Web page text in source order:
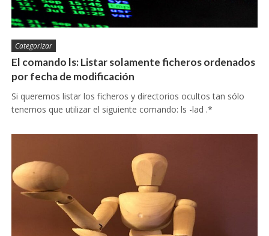
Categorizar
El comando ls: Listar solamente ficheros ordenados
por fecha de modificación
Si queremos listar los ficheros y directorios ocultos tan sólo
tenemos que utilizar el siguiente comando: ls -lad .*